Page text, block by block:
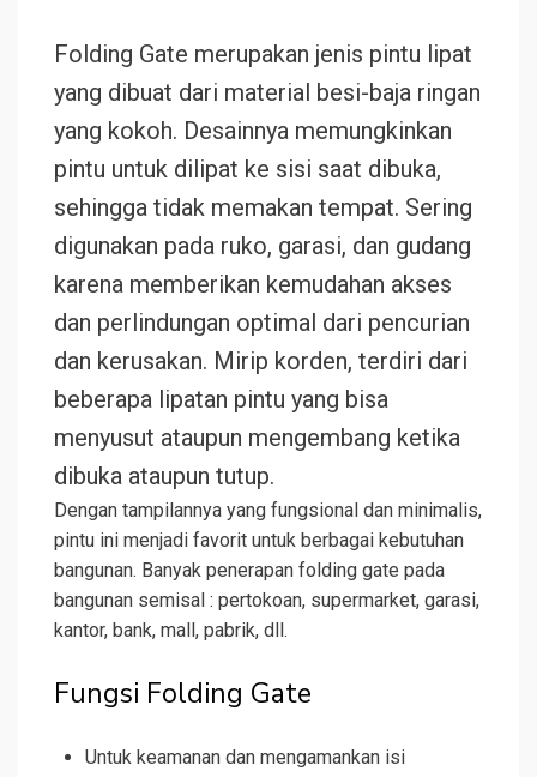
Folding Gate merupakan jenis pintu lipat
yang dibuat dari material besi-baja ringan
yang kokoh. Desainnya memungkinkan
pintu untuk dilipat ke sisi saat dibuka,
sehingga tidak memakan tempat. Sering
digunakan pada ruko, garasi, dan gudang
karena memberikan kemudahan akses
dan perlindungan optimal dari pencurian
dan kerusakan. Mirip korden, terdiri dari
beberapa lipatan pintu yang bisa
menyusut ataupun mengembang ketika
dibuka ataupun tutup.
Dengan tampilannya yang fungsional dan minimalis,
pintu ini menjadi favorit untuk berbagai kebutuhan
bangunan. Banyak penerapan folding gate pada
bangunan semisal : pertokoan, supermarket, garasi,
kantor, bank, mall, pabrik, dll.
Fungsi Folding Gate
Untuk keamanan dan mengamankan isi